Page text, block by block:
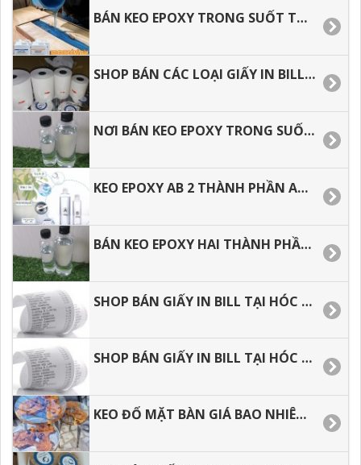
BÁN KEO EPOXY TRONG SUỐT TẠI TP.HCM, GIAO HÀNG TOÀN QUỐC.
SHOP BÁN CÁC LOẠI GIẤY IN BILL, GIẤY IN NHIỆT GIÁ RẺ.
NƠI BÁN KEO EPOXY TRONG SUỐT HAI THÀNH PHẦN GIÁ RẺ.
KEO EPOXY AB 2 THÀNH PHẦN AB, EPOXY RESIN ĐỔ MẶT BÀN GIÁ RẺ.
BÁN KEO EPOXY HAI THÀNH PHẦN SỐ LƯỢNG 1 KÝ, 3, KÝ, 5 KÝ, 10 KÝ VÀ SỐ LƯỢNG LỚN.
SHOP BÁN GIẤY IN BILL TẠI HÓC MÔN, BÌNH TÂN, TÂN BÌNH, TÂN PHÚ.
SHOP BÁN GIẤY IN BILL TẠI HÓC MÔN, BÌNH TÂN, TÂN BÌNH, TÂN PHÚ.
KEO ĐỔ MẶT BÀN GIÁ BAO NHIÊU, ĐỊA CHỈ BÁN KEO GIÁ RẺ TẠI Q8, Q.7. Q.5.